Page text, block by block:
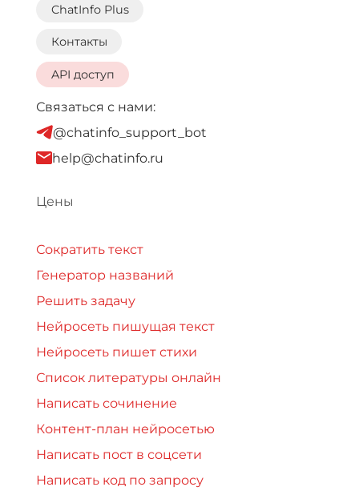
ChatInfo Plus
Контакты
API доступ
Связаться с нами:
@chatinfo_support_bot
help@chatinfo.ru
Цены
Сократить текст
Генератор названий
Решить задачу
Нейросеть пишущая текст
Нейросеть пишет стихи
Список литературы онлайн
Написать сочинение
Контент-план нейросетью
Написать пост в соцсети
Написать код по запросу